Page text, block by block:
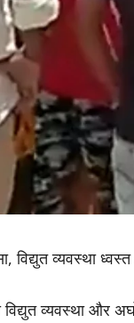
विद्युत व्यवस्था
व्यवस्था और